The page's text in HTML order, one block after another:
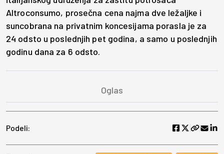
Altroconsumo, prosečna cena najma dve ležaljke i
suncobrana na privatnim koncesijama porasla je za
24 odsto u poslednjih pet godina, a samo u poslednjih
godinu dana za 6 odsto.
Podeli: